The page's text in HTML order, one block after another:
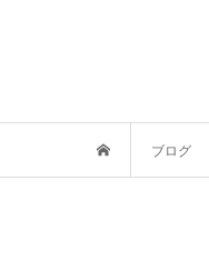
ブログ